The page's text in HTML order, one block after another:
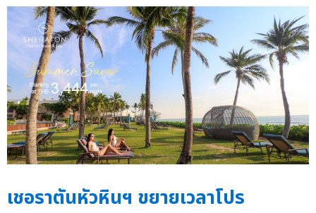
เชอราตันหัวหินฯ ขยายเวลาโปร